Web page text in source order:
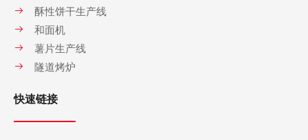
酥性饼干生产线
和面机
薯片生产线
隧道烤炉
快速链接